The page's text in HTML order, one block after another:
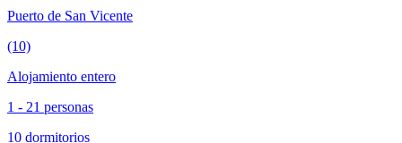
Puerto de San Vicente
(10)
Alojamiento entero
1 - 21 personas
10 dormitorios